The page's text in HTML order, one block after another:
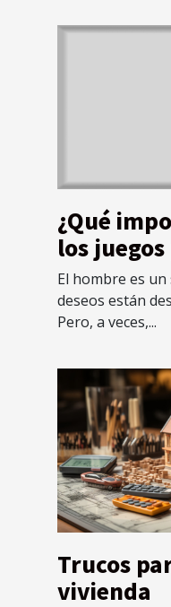
¿Qué
los
adulto?
El hombre es un
deseos están
Pero, a veces,...
Trucos
vivienda